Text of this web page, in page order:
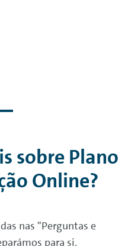
sobre Plano
Online?
nas "Perguntas e
para si.